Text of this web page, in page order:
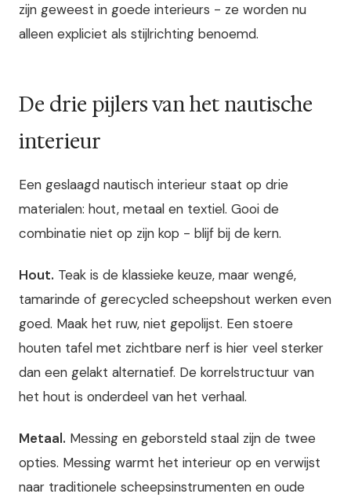
zijn geweest in goede interieurs - ze worden nu
alleen expliciet als stijlrichting benoemd.
De drie pijlers van het nautische
interieur
Een geslaagd nautisch interieur staat op drie
materialen: hout, metaal en textiel. Gooi de
combinatie niet op zijn kop - blijf bij de kern.
Hout. Teak is de klassieke keuze, maar wengé,
tamarinde of gerecycled scheepshout werken even
goed. Maak het ruw, niet gepolijst. Een stoere
houten tafel met zichtbare nerf is hier veel sterker
dan een gelakt alternatief. De korrelstructuur van
het hout is onderdeel van het verhaal.
Metaal. Messing en geborsteld staal zijn de twee
opties. Messing warmt het interieur op en verwijst
naar traditionele scheepsinstrumenten en oude